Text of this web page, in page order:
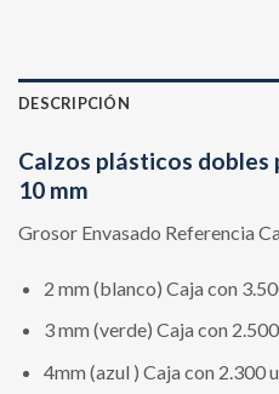
DESCRIPCIÓN
Calzos plásticos
10 mm
Grosor Envasado Referencia
2 mm (blanco) Caja con
3 mm (verde) Caja con
4mm (azul ) Caja con 2.300